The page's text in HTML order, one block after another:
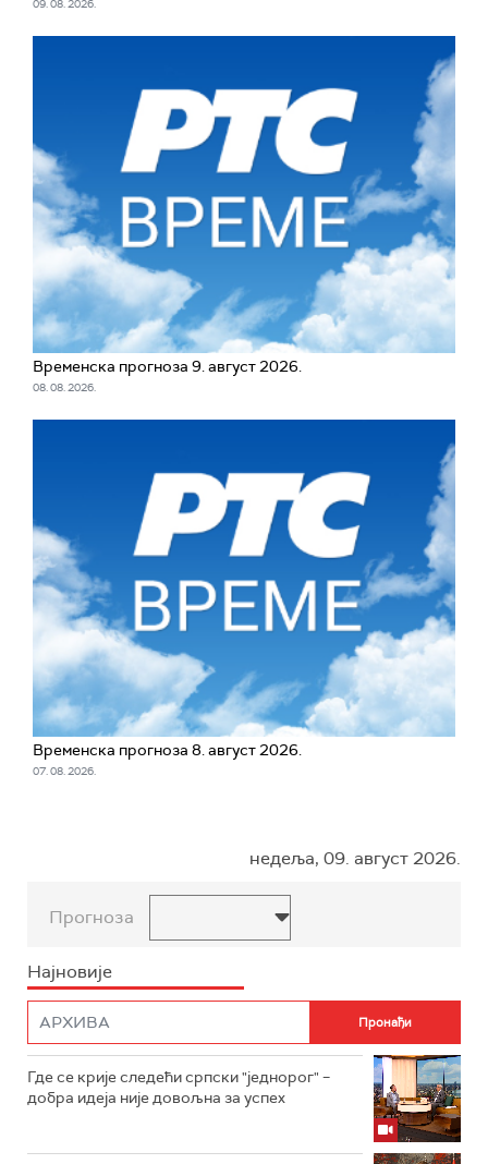
09. 08. 2026.
Временска прогноза 9. август 2026.
08. 08. 2026.
Временска прогноза 8. август 2026.
07. 08. 2026.
недеља, 09. август 2026.
Прогноза
Најновије
Где се крије следећи српски "једнорог" –
добра идеја није довољна за успех